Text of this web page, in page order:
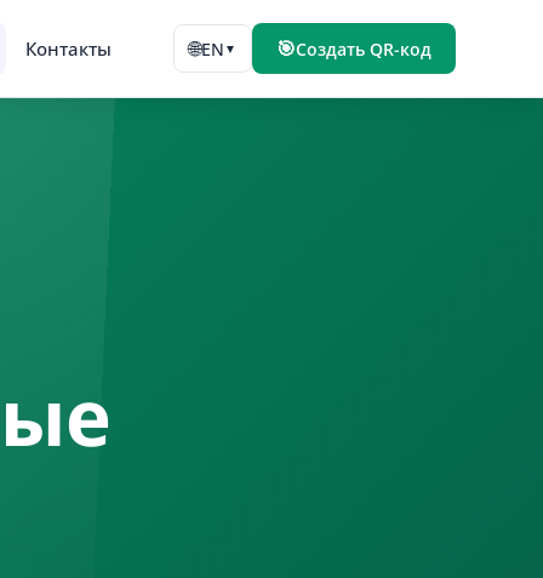
Контакты 🌐EN ▼ 🎯Создать QR-код